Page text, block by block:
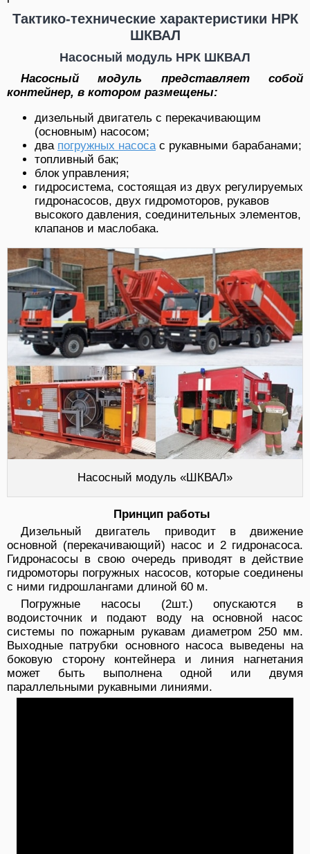
Тактико-технические характеристики НРК
ШКВАЛ
Насосный модуль НРК ШКВАЛ
Насосный модуль представляет собой
контейнер, в котором размещены:
дизельный двигатель с перекачивающим
(основным) насосом;
два погружных насосас рукавными барабанами;
топливный бак;
блок управления;
гидросистема, состоящая из двух регулируемых
гидронасосов, двух гидромоторов, рукавов
высокого давления, соединительных элементов,
клапанов и маслобака.
Насосный модуль «ШКВАЛ»
Принцип работы
Дизельный двигатель приводит в движение
основной (перекачивающий) насос и 2 гидронасоса.
Гидронасосы в свою очередь приводят в действие
гидромоторы погружных насосов, которые соединены
с ними гидрошлангами длиной 60 м.
Погружные насосы (2шт.) опускаются в
водоисточник и подают воду на основной насос
системы по пожарным рукавам диаметром 250 мм.
Выходные патрубки основного насоса выведены на
боковую сторону контейнера и линия нагнетания
может быть выполнена одной или двумя
параллельными рукавными линиями.